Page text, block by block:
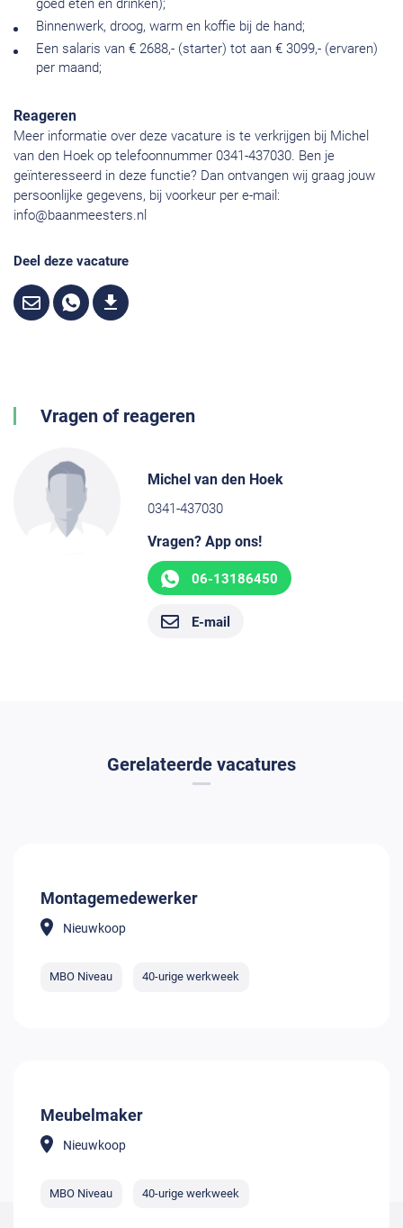
goed eten en drinken);
Binnenwerk, droog, warm en koffie bij de hand;
Een salaris van € 2688,- (starter) tot aan € 3099,- (ervaren)
per maand;
Reageren
Meer informatie over deze vacature is te verkrijgen bij Michel
van den Hoek op telefoonnummer 0341-437030. Ben je
geïnteresseerd in deze functie? Dan ontvangen wij graag jouw
persoonlijke gegevens, bij voorkeur per e-mail:
info@baanmeesters.nl
Deel deze vacature
Vragen of reageren
Michel van den Hoek
0341-437030
Vragen? App ons!
06-13186450
E-mail
Gerelateerde vacatures
Montagemedewerker
Nieuwkoop
MBO Niveau 40-urige werkweek
Meubelmaker
Nieuwkoop
MBO Niveau 40-urige werkweek